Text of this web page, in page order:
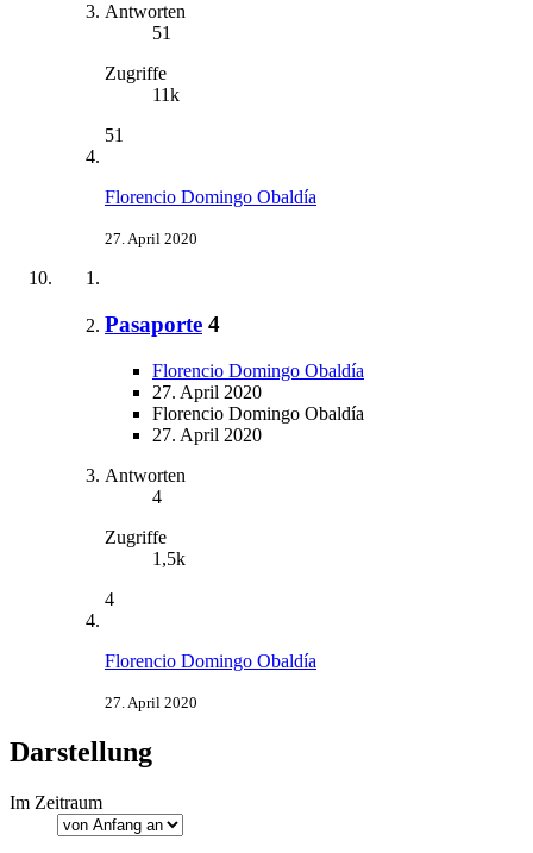
Antworten
51
Zugriffe
11k
51
Florencio Domingo Obaldía
27. April 2020
Pasaporte 4
Florencio Domingo Obaldía
27. April 2020
Florencio Domingo Obaldía
27. April 2020
Antworten
4
Zugriffe
1,5k
4
Florencio Domingo Obaldía
27. April 2020
Darstellung
Im Zeitraum